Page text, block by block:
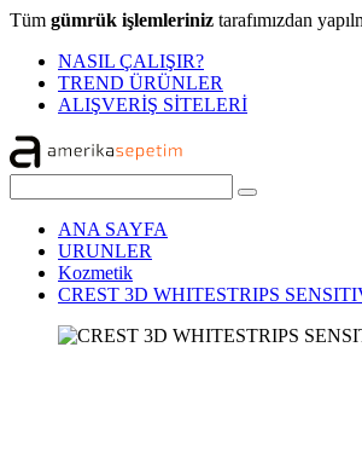
Tüm gümrük işlemleriniz tarafımızdan
NASIL ÇALIŞIR?
TREND ÜRÜNLER
ALIŞVERİŞ SİTELERİ
ANA SAYFA
URUNLER
Kozmetik
CREST 3D WHITESTRIPS